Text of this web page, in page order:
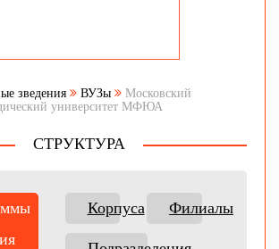
зведения ВУЗы
Московский
университет МФЮА
СТРУКТУРА
Корпуса Филиалы